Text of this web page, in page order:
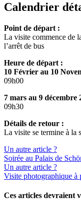
Calendrier
Point de départ :
La visite commence de
l’arrêt de bus
Heure de départ :
10 Février au 10
09h00
7 mars au 9 décembre
09h30
Détails de retour :
La visite se termine à la
Un autre article ?
Soirée au Palais de
Un autre article ?
Visite photographique à
Ces articles devraient